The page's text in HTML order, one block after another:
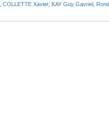
COLLETTE Xavier, KAY Guy Gavriel